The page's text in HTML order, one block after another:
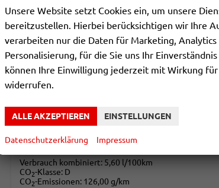
HYUNDAI TUCSON
1,6 T HEV AT BLACK LINE - LAGER
Fahrzeugnr. 866318
Leistung 175 kW (238 PS)
01.06.2026
30.791,– €
Verbrauch kombiniert: 5,60 l/100km
CO2-Klasse: D
CO2-Emissionen: 126,00 g/km
Unsere Website setzt Cookies ein, um unsere
bereitzustellen. Hierbei berücksichtigen wir Ihre
verarbeiten nur die Daten für Marketing, Analytics
Personalisierung, für die Sie uns Ihr
können Ihre Einwilligung jederzeit mit Wirkung
widerrufen.
ALLE AKZEPTIEREN EINSTELLUNGEN
Datenschutzerklärung Impressum